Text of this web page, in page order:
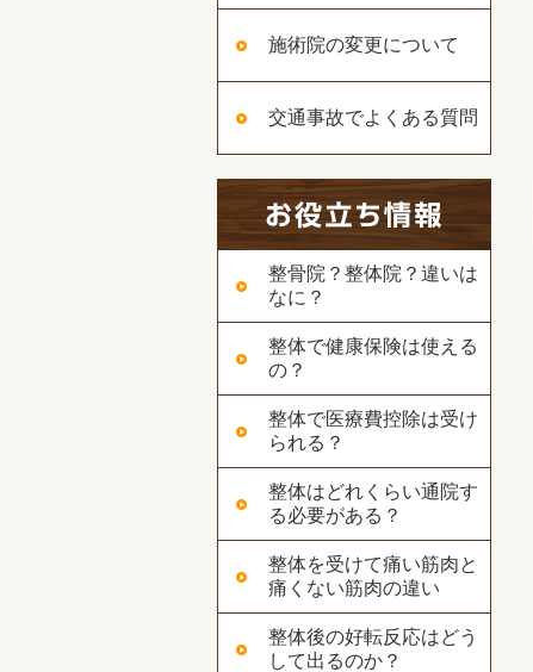
施術院の変更について
交通事故でよくある質問
整骨院？整体院？違いは
なに？
整体で健康保険は使える
の？
整体で医療費控除は受け
られる？
整体はどれくらい通院す
る必要がある？
整体を受けて痛い筋肉と
痛くない筋肉の違い
整体後の好転反応はどう
して出るのか？